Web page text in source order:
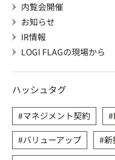
内覧会開催
お知らせ
IR情報
LOGI FLAGの現場から
ハッシュタグ
マネジメント契約
バリューアップ
新